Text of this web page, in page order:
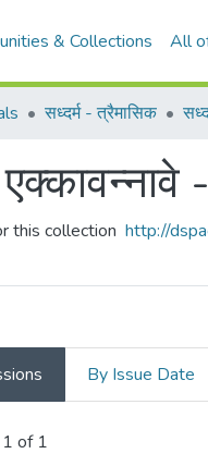
& Collections All
सध्दर्म - त्रैमासिक
this collection http://
By Issue Date
of 1